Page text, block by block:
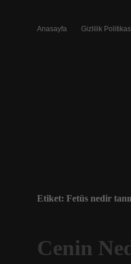
Anasayfa Gizlilik
Etiket: Fetüs nedir
Cenin